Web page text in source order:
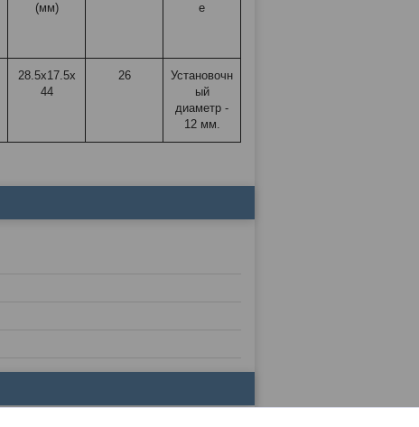
(мм)
е
28.5х17.5х
44
26
Установочн
ый
диаметр -
12 мм.